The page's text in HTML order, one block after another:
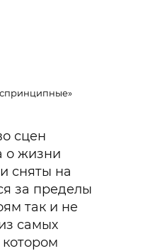
сцен
о жизни
сняты на
за пределы
так и не
самых